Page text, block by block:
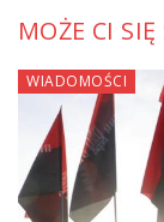
MOŻE CI
WIADOMOŚCI